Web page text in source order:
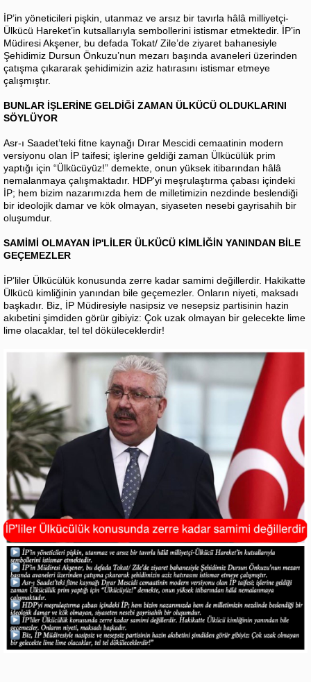
İP’in yöneticileri pişkin, utanmaz ve arsız bir tavırla hâlâ milliyetçi-
Ülkücü Hareket’in kutsallarıyla sembollerini istismar etmektedir. İP’in
Müdiresi Akşener, bu defada Tokat/ Zile’de ziyaret bahanesiyle
Şehidimiz Dursun Önkuzu’nun mezarı başında avaneleri üzerinden
çatışma çıkararak şehidimizin aziz hatırasını istismar etmeye
çalışmıştır.
BUNLAR İŞLERİNE GELDİĞİ ZAMAN ÜLKÜCÜ OLDUKLARINI
SÖYLÜYOR
Asr-ı Saadet’teki fitne kaynağı Dırar Mescidi cemaatinin modern
versiyonu olan İP taifesi; işlerine geldiği zaman Ülkücülük prim
yaptığı için “Ülkücüyüz!” demekte, onun yüksek itibarından hâlâ
nemalanmaya çalışmaktadır. HDP'yi meşrulaştırma çabası içindeki
İP; hem bizim nazarımızda hem de milletimizin nezdinde beslendiği
bir ideolojik damar ve kök olmayan, siyaseten nesebi gayrisahih bir
oluşumdur.
SAMİMİ OLMAYAN İP'LİLER ÜLKÜCÜ KİMLİĞİN YANINDAN BİLE
GEÇEMEZLER
İP’liler Ülkücülük konusunda zerre kadar samimi değillerdir. Hakikatte
Ülkücü kimliğinin yanından bile geçemezler. Onların niyeti, maksadı
başkadır. Biz, İP Müdiresiyle nasipsiz ve nesepsiz partisinin hazin
akıbetini şimdiden görür gibiyiz: Çok uzak olmayan bir gelecekte lime
lime olacaklar, tel tel döküleceklerdir!